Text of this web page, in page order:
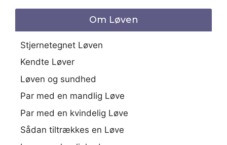
Om Løven
Stjernetegnet Løven
Kendte Løver
Løven og sundhed
Par med en mandlig Løve
Par med en kvindelig Løve
Sådan tiltrækkes en Løve